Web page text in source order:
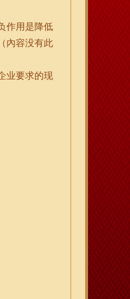
作用是降低
內容没有此
业要求的现